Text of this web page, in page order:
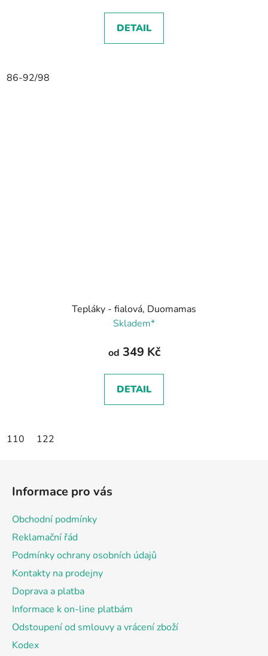
DETAIL
86-92/98
Tepláky - fialová, Duomamas
Skladem*
od 349 Kč
DETAIL
110 122
Informace pro vás
Obchodní podmínky
Reklamační řád
Podmínky ochrany osobních údajů
Kontakty na prodejny
Doprava a platba
Informace k on-line platbám
Odstoupení od smlouvy a vrácení zboží
Kodex